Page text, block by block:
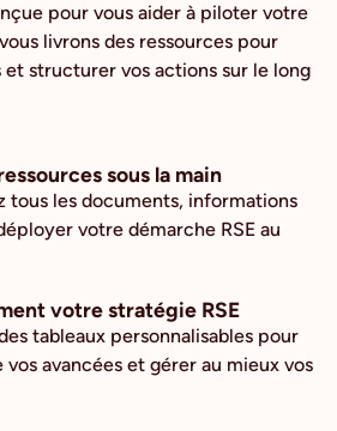
pour vous aider à piloter votre
livrons des ressources pour
et structurer vos actions sur le long
sous la main
tous les documents, informations
votre démarche RSE au
votre stratégie RSE
tableaux personnalisables pour
vos avancées et gérer au mieux vos